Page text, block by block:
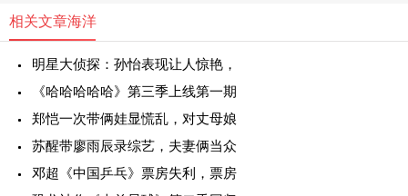
相关文章海洋
明星大侦探：孙怡表现让人惊艳，
《哈哈哈哈哈》第三季上线第一期
郑恺一次带俩娃显慌乱，对丈母娘
苏醒带廖雨辰录综艺，夫妻俩当众
邓超《中国乒乓》票房失利，票房